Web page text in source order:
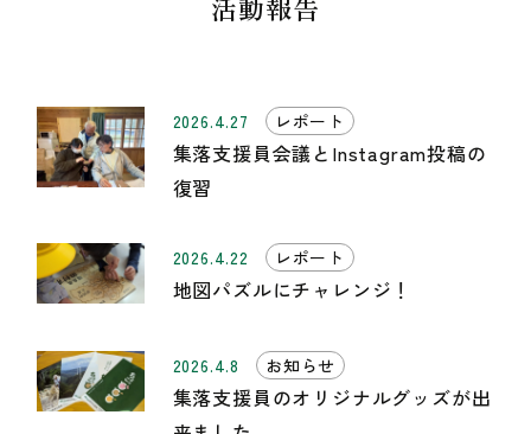
2026.4.27 レポート
集落支援員会議とInstagram投稿の
復習
2026.4.22 レポート
地図パズルにチャレンジ！
2026.4.8 お知らせ
集落支援員のオリジナルグッズが出